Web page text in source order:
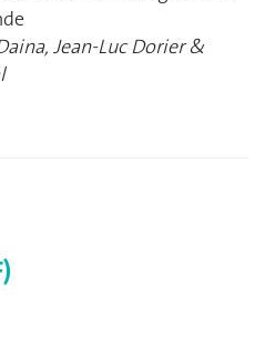
Jean-Luc Dorier &